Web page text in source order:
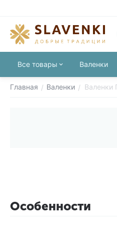
Все товары Валенки
Главная / Валенки / Валенки
Особенности